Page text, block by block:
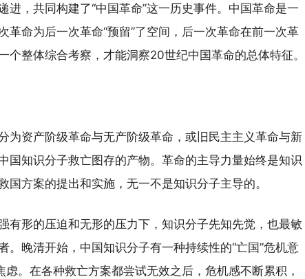
进，共同构建了“中国革命”这一历史事件。中国革命是一
革命为后一次革命“预留”了空间，后一次革命在前一次革
个整体综合考察，才能洞察20世纪中国革命的总体特征。
为资产阶级革命与无产阶级革命，或旧民主主义革命与新
国知识分子救亡图存的产物。革命的主导力量始终是知识
方案的提出和实施，无一不是知识分子主导的。
有形的压迫和无形的压力下，知识分子先知先觉，也最敏
。晚清开始，中国知识分子有一种持续性的“亡国”危机意
。在各种救亡方案都尝试无效之后，危机感不断累积，